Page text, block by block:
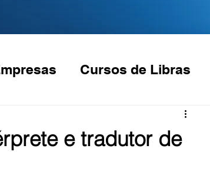
Cursos de Libras
e tradutor de